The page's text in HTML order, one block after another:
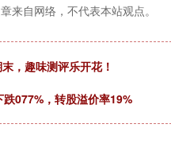
来自网络，不代表本站观点。
，趣味测评乐开花！
077%，转股溢价率19%